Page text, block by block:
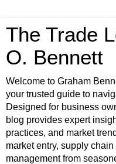
The Trade
O. Bennett
Welcome to Graham
your trusted guide to
Designed for business
blog provides expert
practices, and market
market entry, supply
management from